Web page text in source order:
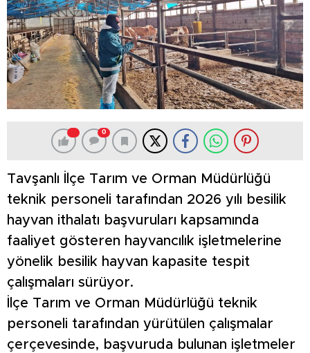
0
Tavşanlı İlçe Tarım ve Orman Müdürlüğü
teknik personeli tarafından 2026 yılı besilik
hayvan ithalatı başvuruları kapsamında
faaliyet gösteren hayvancılık işletmelerine
yönelik besilik hayvan kapasite tespit
çalışmaları sürüyor.
İlçe Tarım ve Orman Müdürlüğü teknik
personeli tarafından yürütülen çalışmalar
çerçevesinde, başvuruda bulunan işletmeler